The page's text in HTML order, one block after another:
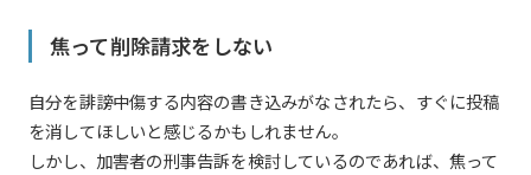
焦って削除請求をしない
自分を誹謗中傷する内容の書き込みがなされたら、すぐに投稿
を消してほしいと感じるかもしれません。
しかし、加害者の刑事告訴を検討しているのであれば、焦って